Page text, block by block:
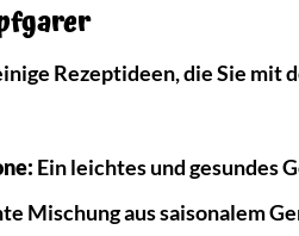
Rezeptideen, die Sie
Ein leichtes und gesundes
Mischung aus saisonalem